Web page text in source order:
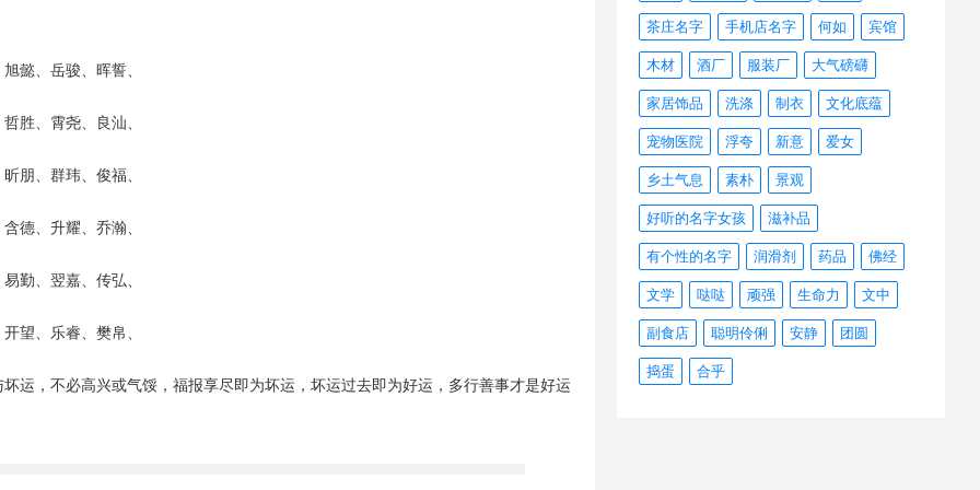
懿、岳骏、晖誓、
胜、霄尧、良汕、
朋、群玮、俊福、
德、升耀、乔瀚、
勤、翌嘉、传弘、
望、乐睿、樊帛、
运，不必高兴或气馁，福报享尽即为坏运，坏运过去即为好运，多行善事才是好运
茶庄名字 手机店名字 何如 宾馆
木材 酒厂 服装厂 大气磅礴
家居饰品 洗涤 制衣 文化底蕴
宠物医院 浮夸 新意 爱女
乡土气息 素朴 景观
好听的名字女孩 滋补品
有个性的名字 润滑剂 药品 佛经
文学 哒哒 顽强 生命力 文中
副食店 聪明伶俐 安静 团圆
捣蛋 合乎